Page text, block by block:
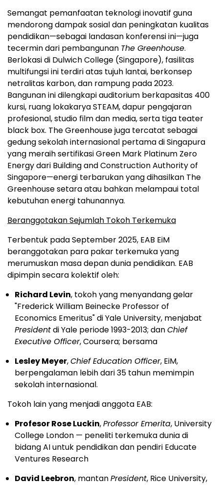
Semangat pemanfaatan teknologi inovatif guna
mendorong dampak sosial dan peningkatan kualitas
pendidikan—sebagai landasan konferensi ini—juga
tecermin dari pembangunan The Greenhouse.
Berlokasi di Dulwich College (Singapore), fasilitas
multifungsi ini terdiri atas tujuh lantai, berkonsep
netralitas karbon, dan rampung pada 2023.
Bangunan ini dilengkapi auditorium berkapasitas 400
kursi, ruang lokakarya STEAM, dapur pengajaran
profesional, studio film dan media, serta tiga teater
black box. The Greenhouse juga tercatat sebagai
gedung sekolah internasional pertama di Singapura
yang meraih sertifikasi Green Mark Platinum Zero
Energy dari Building and Construction Authority of
Singapore—energi terbarukan yang dihasilkan The
Greenhouse setara atau bahkan melampaui total
kebutuhan energi tahunannya.
Beranggotakan Sejumlah Tokoh Terkemuka
Terbentuk pada September 2025, EAB EiM
beranggotakan para pakar terkemuka yang
merumuskan masa depan dunia pendidikan. EAB
dipimpin secara kolektif oleh:
Richard Levin, tokoh yang menyandang gelar
"Frederick William Beinecke Professor of
Economics Emeritus" di Yale University, menjabat
Presidentdi Yale periode 1993-2013; danChief
Executive Officer, Coursera; bersama
Lesley Meyer,Chief Education Officer, EiM,
berpengalaman lebih dari 35 tahun memimpin
sekolah internasional.
Tokoh lain yang menjadi anggota EAB:
Profesor Rose Luckin,Professor Emerita, University
College London — peneliti terkemuka dunia di
bidang AI untuk pendidikan dan pendiri Educate
Ventures Research
David Leebron, mantanPresident, Rice University,